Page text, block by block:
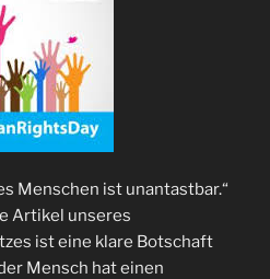
Menschen ist unantastbar.“
Artikel unseres
ist eine klare Botschaft
Mensch hat einen